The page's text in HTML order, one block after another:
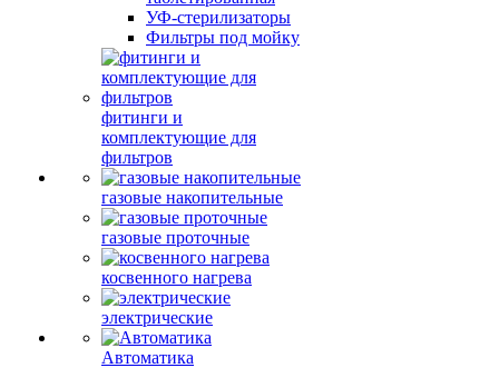
УФ-стерилизаторы
Фильтры под мойку
фитинги и
комплектующие для
фильтров
газовые накопительные
газовые проточные
косвенного нагрева
электрические
Автоматика